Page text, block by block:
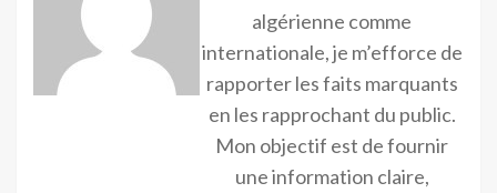
algérienne comme
internationale, je m’efforce de
rapporter les faits marquants
en les rapprochant du public.
Mon objectif est de fournir
une information claire,